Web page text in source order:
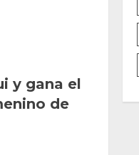
y gana el
de